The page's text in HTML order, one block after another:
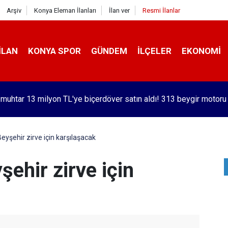
Arşiv Konya Eleman İlanları İlan ver Resmi İlanlar
KONYA SPOR GÜNDEM İLÇELER EKONOMI
Kramer'den yıllar sonra Galatasaraylı Osimhen itirafı
zirve için karşılaşacak
zirve için